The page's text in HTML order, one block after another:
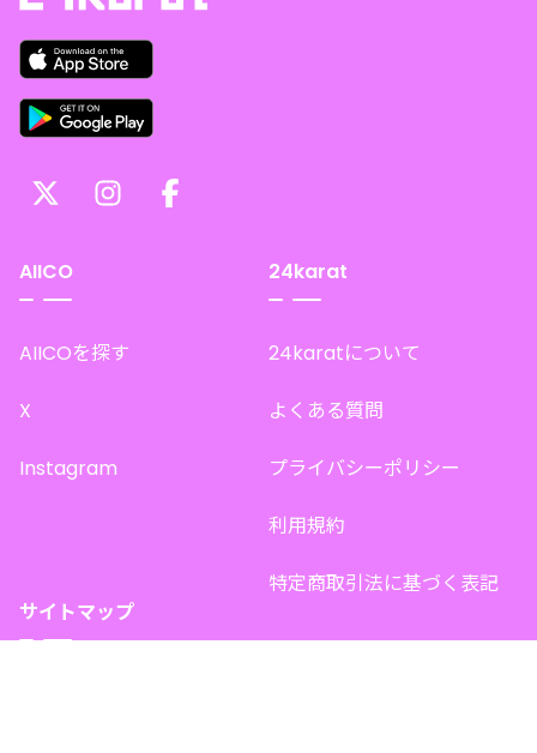
AIICO
AIICOを探す
X
Instagram
24karat
24karatについて
よくある質問
プライバシーポリシー
利用規約
特定商取引法に基づく表記
サイトマップ